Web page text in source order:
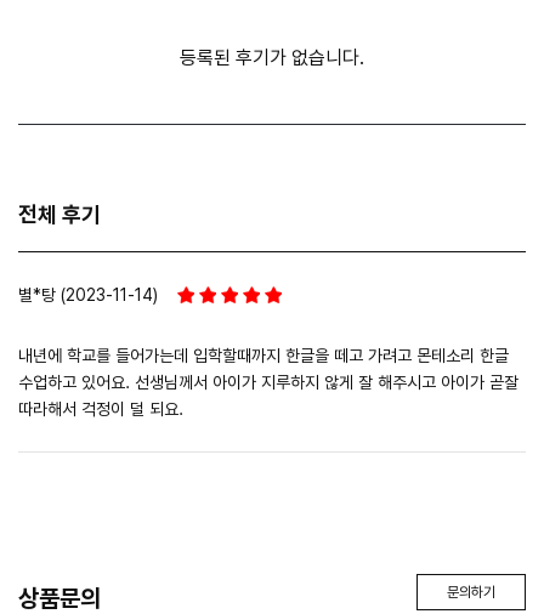
등록된 후기가 없습니다.
전체 후기
별*탕 (2023-11-14)
내년에 학교를 들어가는데 입학할때까지 한글을 떼고 가려고 몬테소리 한글
수업하고 있어요. 선생님께서 아이가 지루하지 않게 잘 해주시고 아이가 곧잘
상품문의 문의하기